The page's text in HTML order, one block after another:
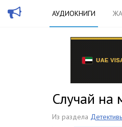
АУДИОКНИГИ
Случай на
Из раздела